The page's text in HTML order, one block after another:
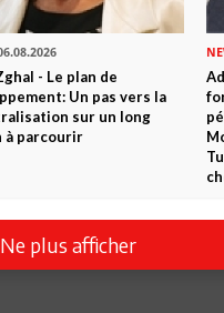
- Le plan de
Un pas vers la
sur un long
à parcourir
Ne plus afficher